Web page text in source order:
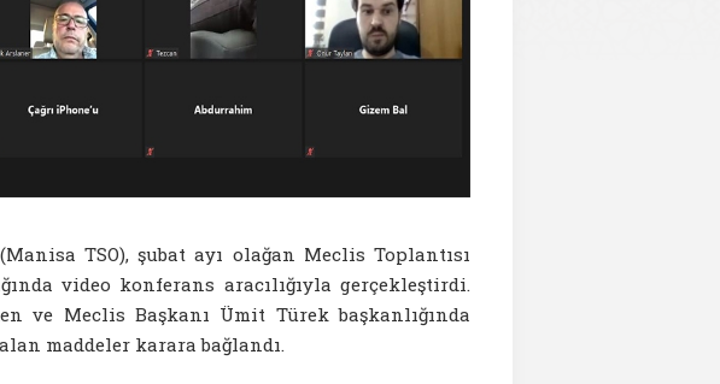
TSO), şubat ayı olağan Meclis Toplantısı
video konferans aracılığıyla gerçekleştirdi.
ve Meclis Başkanı Ümit Türek başkanlığında
maddeler karara bağlandı.